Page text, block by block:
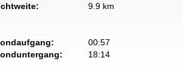
9.9 km
00:57
18:14